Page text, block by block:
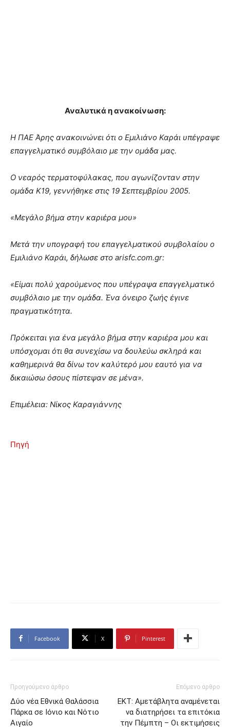
Αναλυτικά η ανακοίνωση:
Η ΠΑΕ Άρης ανακοινώνει ότι ο Εμιλιάνο Καράι υπέγραψε
επαγγελματικό συμβόλαιο με την ομάδα μας.
Ο νεαρός τερματοφύλακας, που αγωνίζονταν στην
ομάδα Κ19, γεννήθηκε στις 19 Σεπτεμβρίου 2005.
«Μεγάλο βήμα στην καριέρα μου»
Μετά την υπογραφή του επαγγελματικού συμβολαίου ο
Εμιλιάνο Καράι, δήλωσε στο arisfc.com.gr:
«Είμαι πολύ χαρούμενος που υπέγραψα επαγγελματικό
συμβόλαιο με την ομάδα. Ένα όνειρο ζωής έγινε
πραγματικότητα.
Πρόκειται για ένα μεγάλο βήμα στην καριέρα μου και
υπόσχομαι ότι θα συνεχίσω να δουλεύω σκληρά και
καθημερινά θα δίνω τον καλύτερό μου εαυτό για να
δικαιώσω όσους πίστεψαν σε μένα».
Επιμέλεια: Νίκος Καραγιάννης
Πηγή
Facebook X Pinterest
Προηγούμενο άρθρο
Δύο νέα Εθνικά Θαλάσσια
Πάρκα σε Ιόνιο και Νότιο
Αιγαίο
Επόμενο άρθρο
ΕΚΤ: Αμετάβλητα αναμένεται
να διατηρήσει τα επιτόκια
την Πέμπτη – Οι εκτιμήσεις